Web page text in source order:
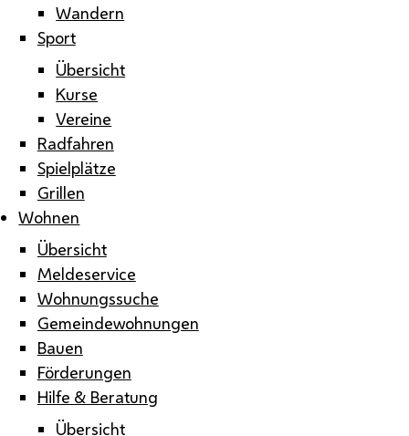
Wandern
Sport
Übersicht
Kurse
Vereine
Radfahren
Spielplätze
Grillen
Wohnen
Übersicht
Meldeservice
Wohnungssuche
Gemeindewohnungen
Bauen
Förderungen
Hilfe & Beratung
Übersicht